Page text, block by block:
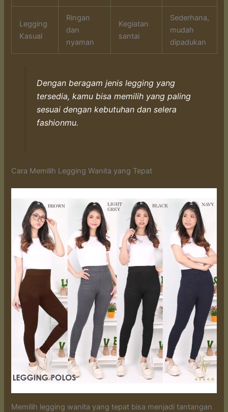
Legging
Kasual
Ringan
dan
nyaman
Kegiatan
santai
Sederhana,
mudah
dipadukan
Dengan beragam jenis legging yang
tersedia, kamu bisa memilih yang paling
sesuai dengan kebutuhan dan selera
fashionmu.
Cara Memilih Legging Wanita yang Tepat
Memilih legging wanita yang tepat bisa menjadi tantangan